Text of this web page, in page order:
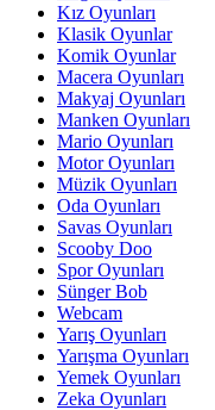
Kız Oyunları
Klasik Oyunlar
Komik Oyunlar
Macera Oyunları
Makyaj Oyunları
Manken Oyunları
Mario Oyunları
Motor Oyunları
Müzik Oyunları
Oda Oyunları
Savas Oyunları
Scooby Doo
Spor Oyunları
Sünger Bob
Webcam
Yarış Oyunları
Yarışma Oyunları
Yemek Oyunları
Zeka Oyunları